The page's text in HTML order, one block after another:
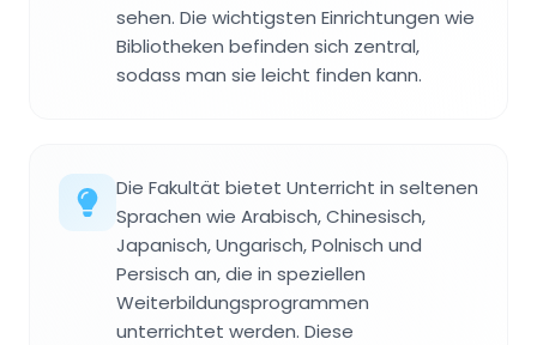
sehen. Die wichtigsten Einrichtungen wie
Bibliotheken befinden sich zentral,
sodass man sie leicht finden kann.
Die Fakultät bietet Unterricht in seltenen
Sprachen wie Arabisch, Chinesisch,
Japanisch, Ungarisch, Polnisch und
Persisch an, die in speziellen
Weiterbildungsprogrammen
unterrichtet werden. Diese